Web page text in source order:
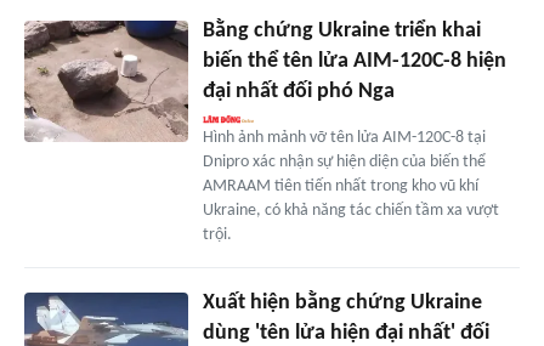
Bằng chứng Ukraine triển khai
biến thể tên lửa AIM-120C-8 hiện
đại nhất đối phó Nga
Hình ảnh mảnh vỡ tên lửa AIM-120C-8 tại
Dnipro xác nhận sự hiện diện của biến thể
AMRAAM tiên tiến nhất trong kho vũ khí
Ukraine, có khả năng tác chiến tầm xa vượt
trội.
Xuất hiện bằng chứng Ukraine
dùng 'tên lửa hiện đại nhất' đối